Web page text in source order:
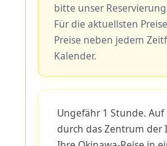
bitte unser
Für die aktuellsten
Preise neben jedem
Kalender.
Ungefähr 1 Stunde.
durch das Zentrum der